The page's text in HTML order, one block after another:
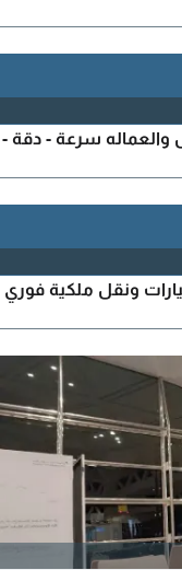
سرعة - دقة -
السيارات ونقل ملكية فوري